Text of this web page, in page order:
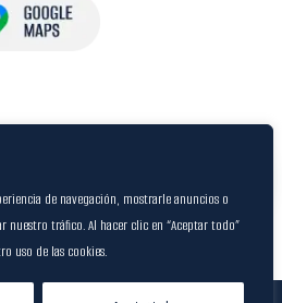
de navegación, mostrarle anuncios o
nuestro tráfico. Al hacer clic en “Aceptar todo”
uso de las cookies.